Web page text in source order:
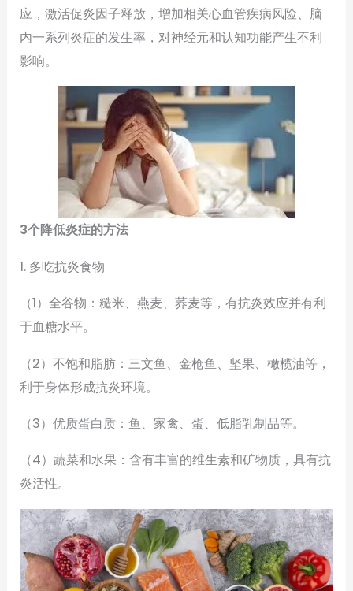
应，激活促炎因子释放，增加相关心血管疾病风险、脑
内一系列炎症的发生率，对神经元和认知功能产生不利
影响。
3个降低炎症的方法
1. 多吃抗炎食物
（1）全谷物：糙米、燕麦、荞麦等，有抗炎效应并有利
于血糖水平。
（2）不饱和脂肪：三文鱼、金枪鱼、坚果、橄榄油等，
利于身体形成抗炎环境。
（3）优质蛋白质：鱼、家禽、蛋、低脂乳制品等。
（4）蔬菜和水果：含有丰富的维生素和矿物质，具有抗
炎活性。